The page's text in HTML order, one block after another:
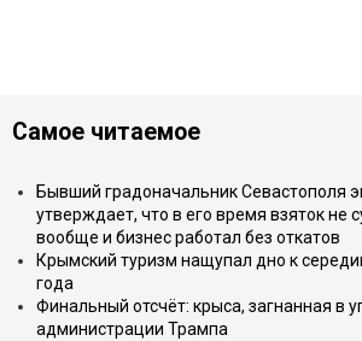
Самое читаемое
Бывший градоначальник Севастополя
утверждает, что в его время взяток не
вообще и бизнес работал без откатов
Крымский туризм нащупал дно к
года
Финальный отсчёт: крыса, загнанная в
администрации Трампа